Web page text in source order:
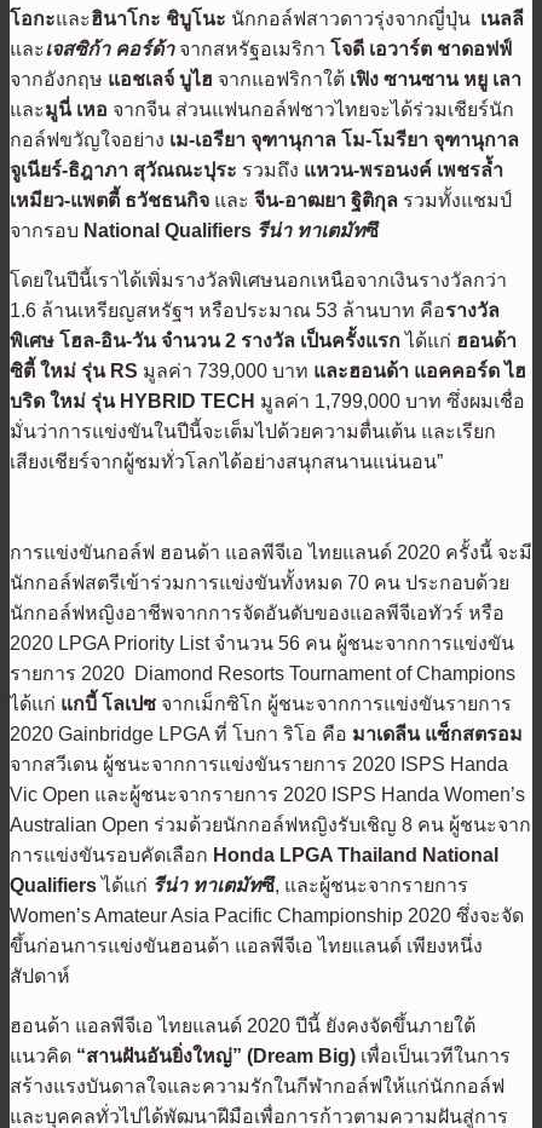
โอกะและฮินาโกะ ชิบูโนะ นักกอล์ฟสาวดาวรุ่งจากญี่ปุ่น เนลลี
และเจสซิก้า คอร์ด้า จากสหรัฐอเมริกา โจดี เอวาร์ต ชาดอฟฟ์
จากอังกฤษ แอชเลจ์ บูไฮ จากแอฟริกาใต้ เฟิง ซานซาน หยู เลา
และมูนี่ เหอ จากจีน ส่วนแฟนกอล์ฟชาวไทยจะได้ร่วมเชียร์นัก
กอล์ฟขวัญใจอย่าง เม-เอรียา จุฑานุกาล โม-โมรียา จุฑานุกาล
จูเนียร์-ธิฎาภา สุวัณณะปุระ รวมถึง แหวน-พรอนงค์ เพชรล้ำ
เหมียว-แพตตี้ ธวัชธนกิจ และ จีน-อาฒยา ฐิติกุล รวมทั้งแชมป์
จากรอบ National Qualifiers รีน่า ทาเตมัทซึ
โดยในปีนี้เราได้เพิ่มรางวัลพิเศษนอกเหนือจากเงินรางวัลกว่า
1.6 ล้านเหรียญสหรัฐฯ หรือประมาณ 53 ล้านบาท คือรางวัล
พิเศษ โฮล-อิน-วัน จำนวน2 รางวัล เป็นครั้งแรก ได้แก่ ฮอนด้า
ซิตี้ ใหม่ รุ่น RS มูลค่า 739,000 บาท และฮอนด้า แอคคอร์ด ไฮ
บริด ใหม่ รุ่นHYBRID TECH มูลค่า 1,799,000 บาท ซึ่งผมเชื่อ
มั่นว่าการแข่งขันในปีนี้จะเต็มไปด้วยความตื่นเต้น และเรียก
เสียงเชียร์จากผู้ชมทั่วโลกได้อย่างสนุกสนานแน่นอน”
การแข่งขันกอล์ฟ ฮอนด้า แอลพีจีเอ ไทยแลนด์ 2020 ครั้งนี้ จะมี
นักกอล์ฟสตรีเข้าร่วมการแข่งขันทั้งหมด 70 คน ประกอบด้วย
นักกอล์ฟหญิงอาชีพจากการจัดอันดับของแอลพีจีเอทัวร์ หรือ
2020 LPGA Priority List จำนวน 56 คน ผู้ชนะจากการแข่งขัน
รายการ 2020 Diamond Resorts Tournament of Champions
ได้แก่ แกบี้ โลเปซ จากเม็กซิโก ผู้ชนะจากการแข่งขันรายการ
2020 Gainbridge LPGA ที่ โบกา ริโอ คือ มาเดลีน แซ็กสตรอม
จากสวีเดน ผู้ชนะจากการแข่งขันรายการ 2020 ISPS Handa
Vic Open และผู้ชนะจากรายการ 2020 ISPS Handa Women’s
Australian Open ร่วมด้วยนักกอล์ฟหญิงรับเชิญ 8 คน ผู้ชนะจาก
การแข่งขันรอบคัดเลือก Honda LPGA Thailand National
Qualifiersได้แก่ รีน่า ทาเตมัทซึ, และผู้ชนะจากรายการ
Women’s Amateur Asia Pacific Championship 2020 ซึ่งจะจัด
ขึ้นก่อนการแข่งขันฮอนด้า แอลพีจีเอ ไทยแลนด์ เพียงหนึ่ง
สัปดาห์
ฮอนด้า แอลพีจีเอ ไทยแลนด์ 2020 ปีนี้ ยังคงจัดขึ้นภายใต้
แนวคิด “สานฝันอันยิ่งใหญ่” (Dream Big) เพื่อเป็นเวทีในการ
สร้างแรงบันดาลใจและความรักในกีฬากอล์ฟให้แก่นักกอล์ฟ
และบุคคลทั่วไปได้พัฒนาฝีมือเพื่อการก้าวตามความฝันสู่การ